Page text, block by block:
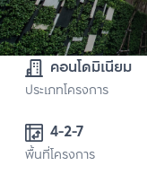
คอนโดมิเนียม
ประเภทโครงการ
4-2-7
พื้นที่โครงการ